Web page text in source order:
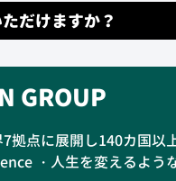
だけますか？
GROUP
拠点に展開し140カ国以
・人生を変えるよう